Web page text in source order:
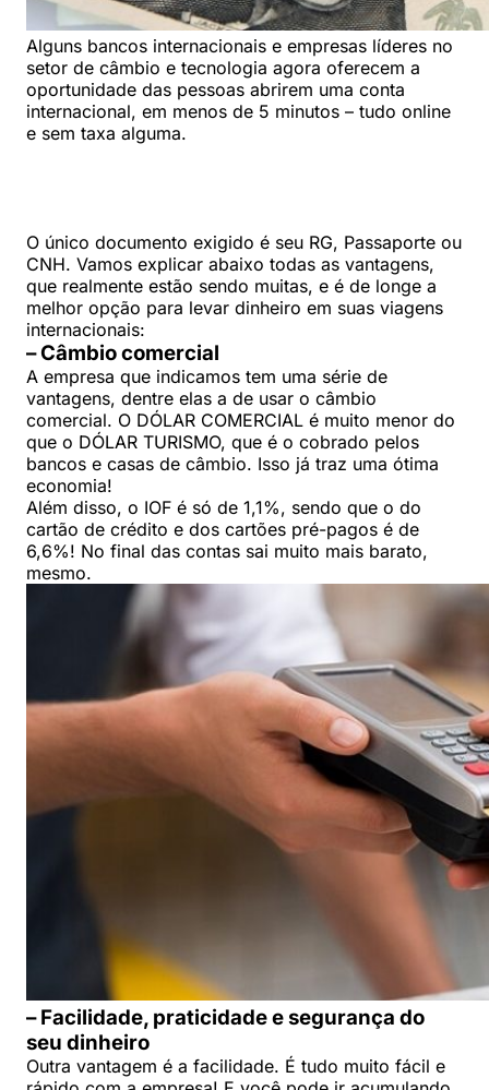
Alguns bancos internacionais e empresas líderes no
setor de câmbio e tecnologia agora oferecem a
oportunidade das pessoas abrirem uma conta
internacional, em menos de 5 minutos – tudo online
e sem taxa alguma.
O único documento exigido é seu RG, Passaporte ou
CNH. Vamos explicar abaixo todas as vantagens,
que realmente estão sendo muitas, e é de longe a
melhor opção para levar dinheiro em suas viagens
internacionais:
– Câmbio comercial
A empresa que indicamos tem uma série de
vantagens, dentre elas a de usar o câmbio
comercial. O DÓLAR COMERCIAL é muito menor do
que o DÓLAR TURISMO, que é o cobrado pelos
bancos e casas de câmbio. Isso já traz uma ótima
economia!
Além disso, o IOF é só de 1,1%, sendo que o do
cartão de crédito e dos cartões pré-pagos é de
6,6%! No final das contas sai muito mais barato,
mesmo.
– Facilidade, praticidade e segurança do
seu dinheiro
Outra vantagem é a facilidade. É tudo muito fácil e